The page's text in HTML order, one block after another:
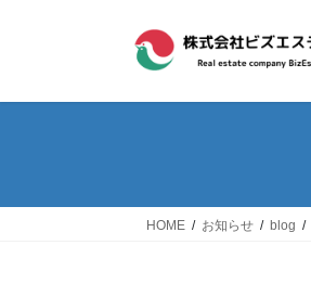
HOME お知らせ blog